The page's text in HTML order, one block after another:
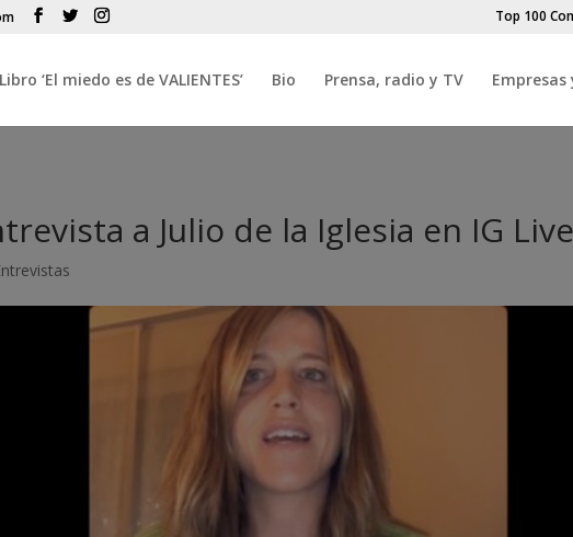
Top 100
Libro ‘El miedo es de VALIENTES’ Bio Prensa, radio y TV
a Julio de la Iglesia en IG Live